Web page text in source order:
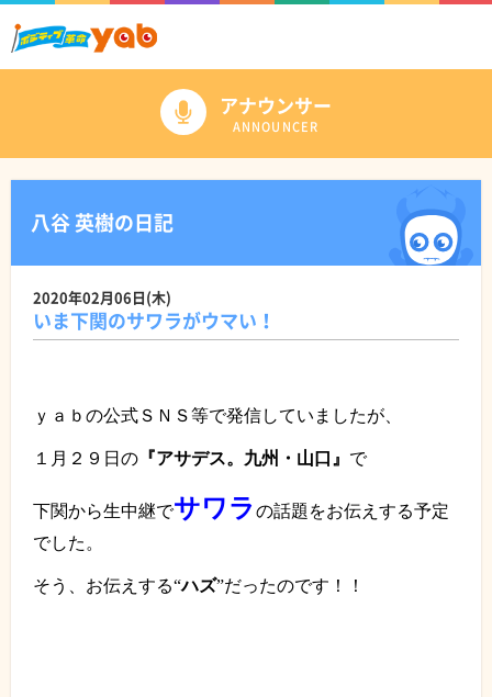
アナウンサー
ANNOUNCER
八谷 英樹の日記
2020年02月06日(木)
いま下関のサワラがウマい！
ｙａｂの公式ＳＮＳ等で発信していましたが、
１月２９日の 『アサデス。九州・山口』 で
下関から生中継でサワラ の話題をお伝えする予定
でした。
そう、お伝えする“ハズ”だったのです！！